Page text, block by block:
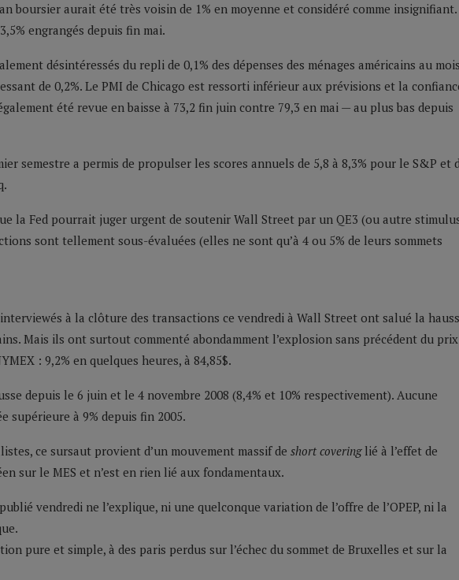
boursier aurait été très voisin de 1% en moyenne et considéré comme insignifiant.
engrangés depuis fin mai.
désintéressés du repli de 0,1% des dépenses des ménages américains au mois
de 0,2%. Le PMI de Chicago est ressorti inférieur aux prévisions et la
été revue en baisse à 73,2 fin juin contre 79,3 en mai — au plus bas depuis
semestre a permis de propulser les scores annuels de 5,8 à 8,3% pour le S&P et
la Fed pourrait juger urgent de soutenir Wall Street par un QE3 (ou autre
sont tellement sous-évaluées (elles ne sont qu’à 4 ou 5% de leurs sommets
à la clôture des transactions ce vendredi à Wall Street ont salué la
Mais ils ont surtout commenté abondamment l’explosion sans précédent du prix
: 9,2% en quelques heures, à 84,85$.
depuis le 6 juin et le 4 novembre 2008 (8,4% et 10% respectivement). Aucune
supérieure à 9% depuis fin 2005.
ce sursaut provient d’un mouvement massif de short coveringlié à l’effet de
sur le MES et n’est en rien lié aux fondamentaux.
vendredi ne l’explique, ni une quelconque variation de l’offre de l’OPEP, ni la
pure et simple, à des paris perdus sur l’échec du sommet de Bruxelles et sur la